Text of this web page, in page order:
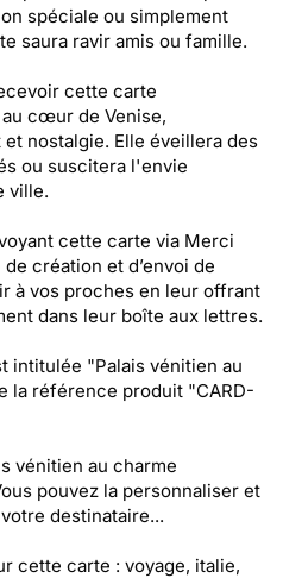
spéciale ou simplement
saura ravir amis ou famille.
cette carte
cœur de Venise,
nostalgie. Elle éveillera des
ou suscitera l'envie
ville.
cette carte via Merci
création et d’envoi de
à vos proches en leur offrant
dans leur boîte aux lettres.
intitulée "Palais vénitien au
la référence produit "CARD-
vénitien au charme
pouvez la personnaliser et
destinataire...
cette carte : voyage, italie,